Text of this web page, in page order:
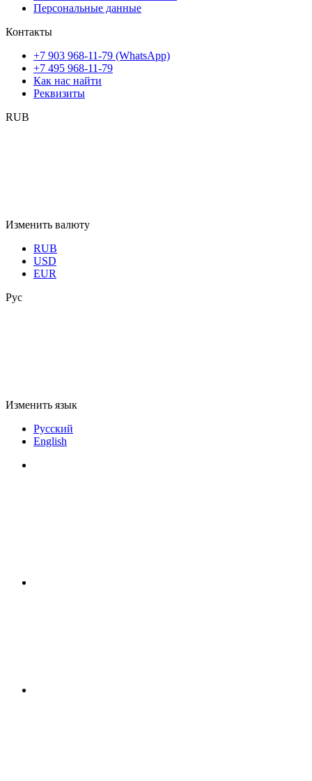
Персональные данные
Контакты
+7 903 968-11-79 (WhatsApp)
+7 495 968-11-79
Как нас найти
Реквизиты
RUB
Изменить валюту
RUB
USD
EUR
Рус
Изменить язык
Русский
English